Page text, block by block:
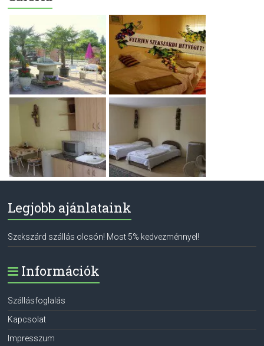
Legjobb ajánlataink
Szekszárd szállás olcsón! Most 5% kedvezménnyel!
Információk
Szállásfoglalás
Kapcsolat
Impresszum